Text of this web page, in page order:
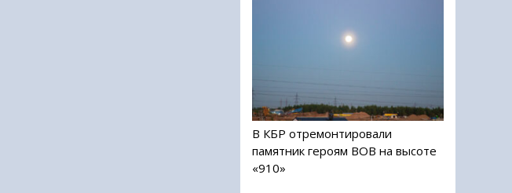
В КБР отремонтировали
памятник героям ВОВ на высоте
«910»